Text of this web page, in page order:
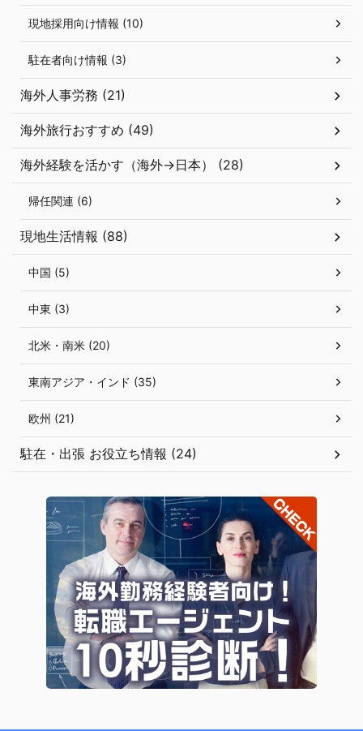
現地採用向け情報 (10)
駐在者向け情報 (3)
海外人事労務 (21)
海外旅行おすすめ (49)
海外経験を活かす（海外→日本） (28)
帰任関連 (6)
現地生活情報 (88)
中国 (5)
中東 (3)
北米・南米 (20)
東南アジア・インド (35)
欧州 (21)
駐在・出張 お役立ち情報 (24)